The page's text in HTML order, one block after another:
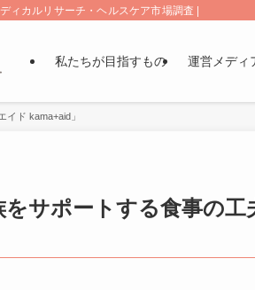
ィカルリサーチ・ヘルスケア市場調査 | 株式会社
私たちが目指すもの 運営メディ
ド kama+aid」
サポートする食事の